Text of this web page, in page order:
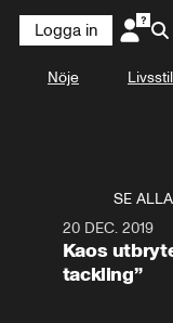
Logga in
Nöje Livsstil
SE ALLA
20 DEC. 2019
Kaos
tackling”